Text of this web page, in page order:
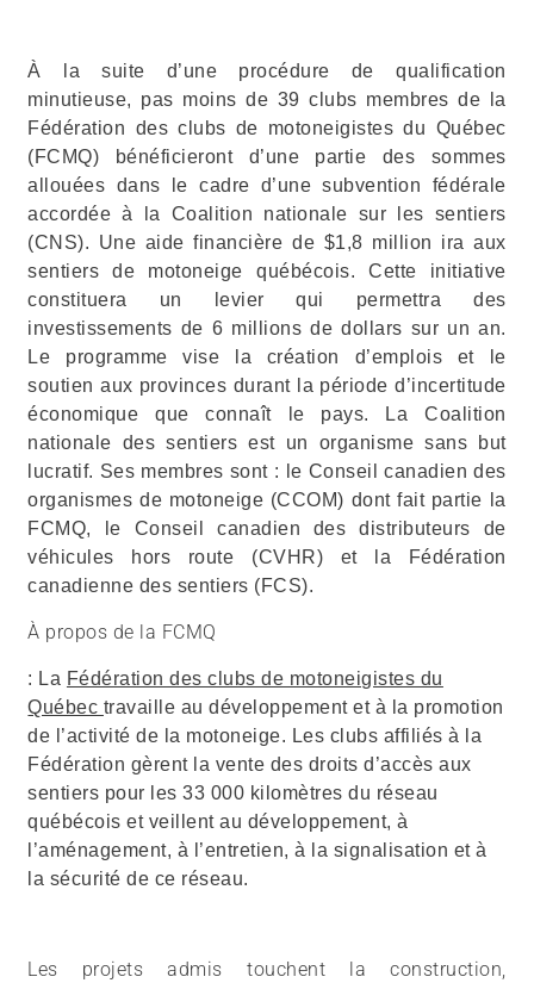
À la suite d’une procédure de qualification
minutieuse, pas moins de 39 clubs membres de la
Fédération des clubs de motoneigistes du Québec
(FCMQ) bénéficieront d’une partie des sommes
allouées dans le cadre d’une subvention fédérale
accordée à la Coalition nationale sur les sentiers
(CNS). Une aide financière de $1,8 million ira aux
sentiers de motoneige québécois. Cette initiative
constituera un levier qui permettra des
investissements de 6 millions de dollars sur un an.
Le programme vise la création d’emplois et le
soutien aux provinces durant la période d’incertitude
économique que connaît le pays.
La Coalition
nationale des sentiers est un organisme sans but
lucratif. Ses membres sont : le Conseil canadien des
organismes de motoneige (CCOM) dont fait partie la
FCMQ, le Conseil canadien des distributeurs de
véhicules hors route (CVHR) et la Fédération
canadienne des sentiers (FCS).
À propos de la FCMQ
: La Fédération des clubs de motoneigistes du
Québec travaille au développement et à la promotion
de l’activité de la motoneige. Les clubs affiliés à la
Fédération gèrent la vente des droits d’accès aux
sentiers pour les 33 000 kilomètres du réseau
québécois et veillent au développement, à
l’aménagement, à l’entretien, à la signalisation et à
la sécurité de ce réseau.
Les projets admis touchent la construction,